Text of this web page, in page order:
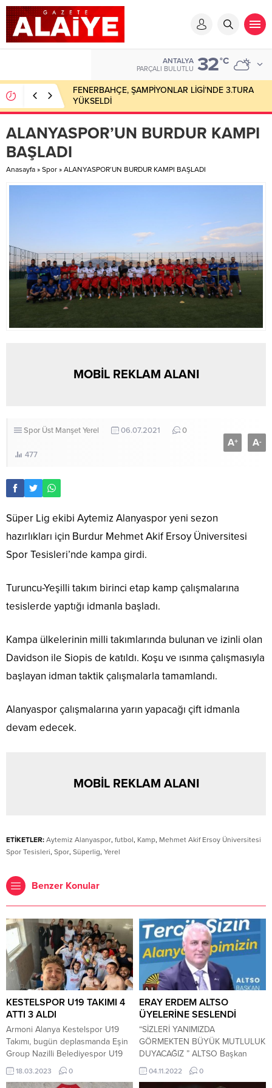
ANTALYA
PARÇALI BULUTLU 32°C
FENERBAHÇE, ŞAMPİYONLAR LİGİ’NDE 3.TURA
YÜKSELDİ
ALANYASPOR’UN BURDUR KAMPI
BAŞLADI
Anasayfa » Spor » ALANYASPOR’UN BURDUR KAMPI BAŞLADI
MOBİL REKLAM ALANI
Spor Üst ManşetYerel 06.07.2021 0
477
A+ A-
Süper Lig ekibi Aytemiz Alanyaspor yeni sezon
hazırlıkları için Burdur Mehmet Akif Ersoy Üniversitesi
Spor Tesisleri’nde kampa girdi.
Turuncu-Yeşilli takım birinci etap kamp çalışmalarına
tesislerde yaptığı idmanla başladı.
Kampa ülkelerinin milli takımlarında bulunan ve izinli olan
Davidson ile Siopis de katıldı. Koşu ve ısınma çalışmasıyla
başlayan idman taktik çalışmalarla tamamlandı.
Alanyaspor çalışmalarına yarın yapacağı çift idmanla
devam edecek.
MOBİL REKLAM ALANI
ETİKETLER: Aytemiz Alanyaspor, futbol, Kamp, Mehmet Akif Ersoy Üniversitesi
Spor Tesisleri, Spor, Süperlig, Yerel
Benzer Konular
KESTELSPOR U19 TAKIMI 4
ATTI 3 ALDI
Armoni Alanya Kestelspor U19
Takımı, bugün deplasmanda Eşin
Group Nazilli Belediyespor U19
Takımı ile karşılaştı. Saat 12.00’da
Pınarbaşı Aydın Toscalı Futbol
18.03.2023 0
ERAY ERDEM ALTSO
ÜYELERİNE SESLENDİ
“SİZLERİ YANIMIZDA
GÖRMEKTEN BÜYÜK MUTLULUK
DUYACAĞIZ ” ALTSO Başkan
adayı Eray Erdem, seçim öncesi
üyelere seslenerek, “Yeniliğin,
04.11.2022 0